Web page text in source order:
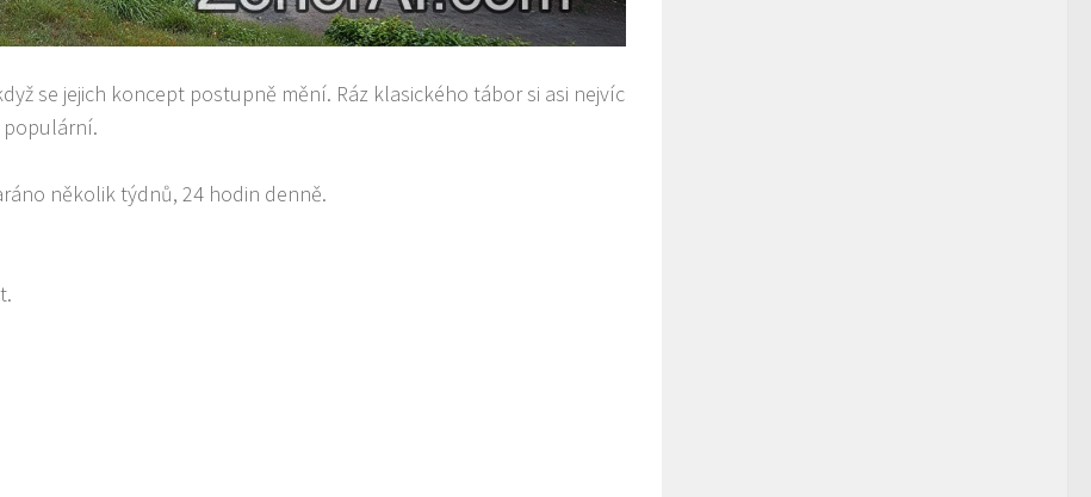
se jejich koncept postupně mění. Ráz klasického tábor si asi nejvíc
populární.
několik týdnů, 24 hodin denně.